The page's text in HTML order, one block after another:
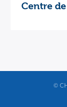
Centre
©